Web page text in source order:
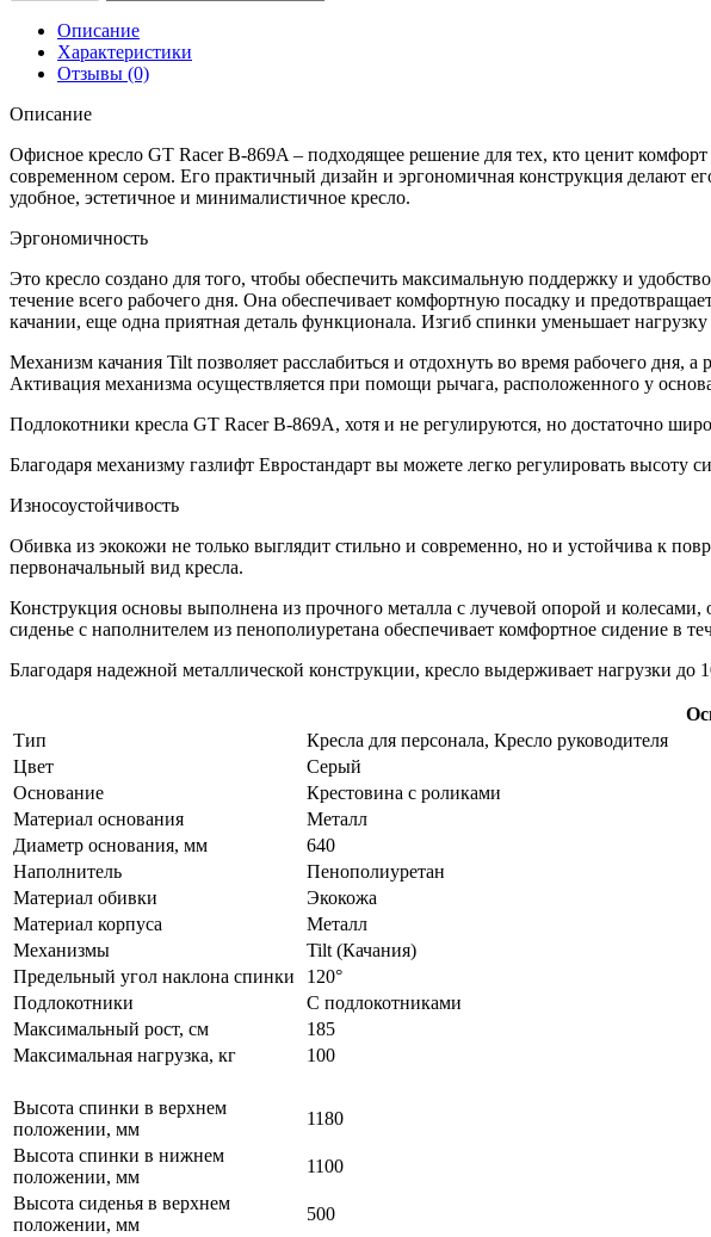
Описание
Характеристики
Отзывы (0)
Описание
Офисное кресло GT Racer B-869A – подходящее решение для тех, кто ценит
современном сером. Его практичный дизайн и эргономичная конструкция делают
удобное, эстетичное и минималистичное кресло.
Эргономичность
Это кресло создано для того, чтобы обеспечить максимальную поддержку и
течение всего рабочего дня. Она обеспечивает комфортную посадку и
качании, еще одна приятная деталь функционала. Изгиб спинки уменьшает
Механизм качания Tilt позволяет расслабиться и отдохнуть во время рабочего дня,
Активация механизма осуществляется при помощи рычага, расположенного у
Подлокотники кресла GT Racer B-869A, хотя и не регулируются, но достаточно
Благодаря механизму газлифт Евростандарт вы можете легко регулировать высоту
Износоустойчивость
Обивка из экокожи не только выглядит стильно и современно, но и устойчива к
первоначальный вид кресла.
Конструкция основы выполнена из прочного металла с лучевой опорой и
сиденье с наполнителем из пенополиуретана обеспечивает комфортное сидение в
Благодаря надежной металлической конструкции, кресло выдерживает нагрузки
Тип
Кресла для персонала, Кресло руководителя
Цвет
Серый
Основание
Крестовина с роликами
Материал основания
Металл
Диаметр основания, мм
640
Наполнитель
Пенополиуретан
Материал обивки
Экокожа
Материал корпуса
Металл
Механизмы
Tilt (Качания)
Предельный угол наклона спинки
120°
Подлокотники
С подлокотниками
Максимальный рост, см
185
Максимальная нагрузка, кг
100
Высота спинки в верхнем
положении, мм
1180
Высота спинки в нижнем
положении, мм
1100
Высота сиденья в верхнем
положении, мм
500